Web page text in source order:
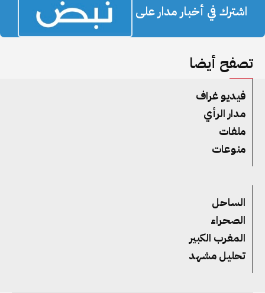
اشترك في أخبار مدار على
تصفح أيضا
فيديو غراف
مدار الرأي
ملفات
منوعات
الساحل
الصحراء
المغرب الكبير
تحليل مشهد